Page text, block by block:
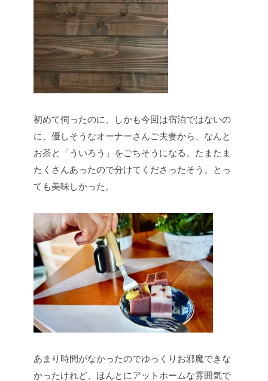
初めて伺ったのに、しかも今回は宿泊ではないの
に、優しそうなオーナーさんご夫妻から、なんと
お茶と「ういろう」をごちそうになる。たまたま
たくさんあったので分けてくださったそう。とっ
ても美味しかった。
あまり時間がなかったのでゆっくりお邪魔できな
かったけれど、ほんとにアットホームな雰囲気で